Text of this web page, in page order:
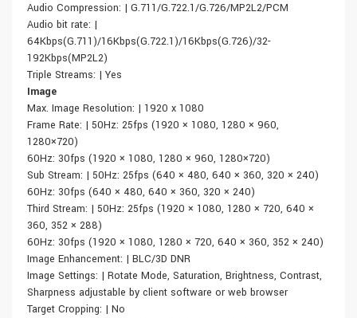
Audio Compression: | G.711/G.722.1/G.726/MP2L2/PCM
Audio bit rate: |
64Kbps(G.711)/16Kbps(G.722.1)/16Kbps(G.726)/32-
192Kbps(MP2L2)
Triple Streams: | Yes
Image
Max. Image Resolution: | 1920 x 1080
Frame Rate: | 50Hz: 25fps (1920 × 1080, 1280 × 960,
1280×720)
60Hz: 30fps (1920 × 1080, 1280 × 960, 1280×720)
Sub Stream: | 50Hz: 25fps (640 × 480, 640 × 360, 320 × 240)
60Hz: 30fps (640 × 480, 640 × 360, 320 × 240)
Third Stream: | 50Hz: 25fps (1920 × 1080, 1280 × 720, 640 ×
360, 352 × 288)
60Hz: 30fps (1920 × 1080, 1280 × 720, 640 × 360, 352 × 240)
Image Enhancement: | BLC/3D DNR
Image Settings: | Rotate Mode, Saturation, Brightness, Contrast,
Sharpness adjustable by client software or web browser
Target Cropping: | No